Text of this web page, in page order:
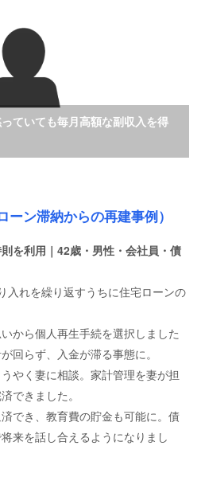
ていても毎月高額な副収入を得
ン滞納からの再建事例）
を利用｜42歳・男性・会社員・債
入れを繰り返すうちに住宅ローンの
から個人再生手続を選択しました
回らず、入金が滞る事態に。
やく妻に相談。家計管理を妻が担
できました。
でき、教育費の貯金も可能に。債
来を話し合えるようになりまし